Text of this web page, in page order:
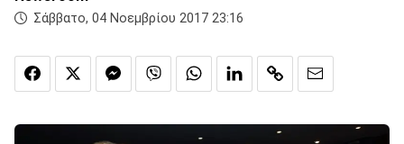
Σάββατο, 04 Νοεμβρίου 2017 23:16